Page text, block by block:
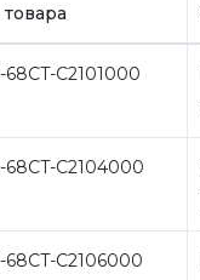
C2101000
68CT-C2104000
68CT-C2106000